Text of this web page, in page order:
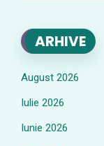
ARHIVE
August 2026
Iulie 2026
Iunie 2026